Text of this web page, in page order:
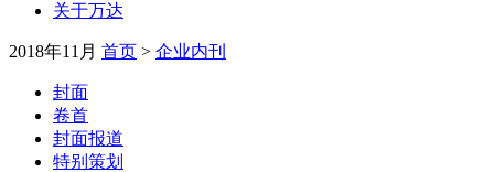
关于万达
2018年11月 首页 > 企业内刊
封面
卷首
封面报道
特别策划